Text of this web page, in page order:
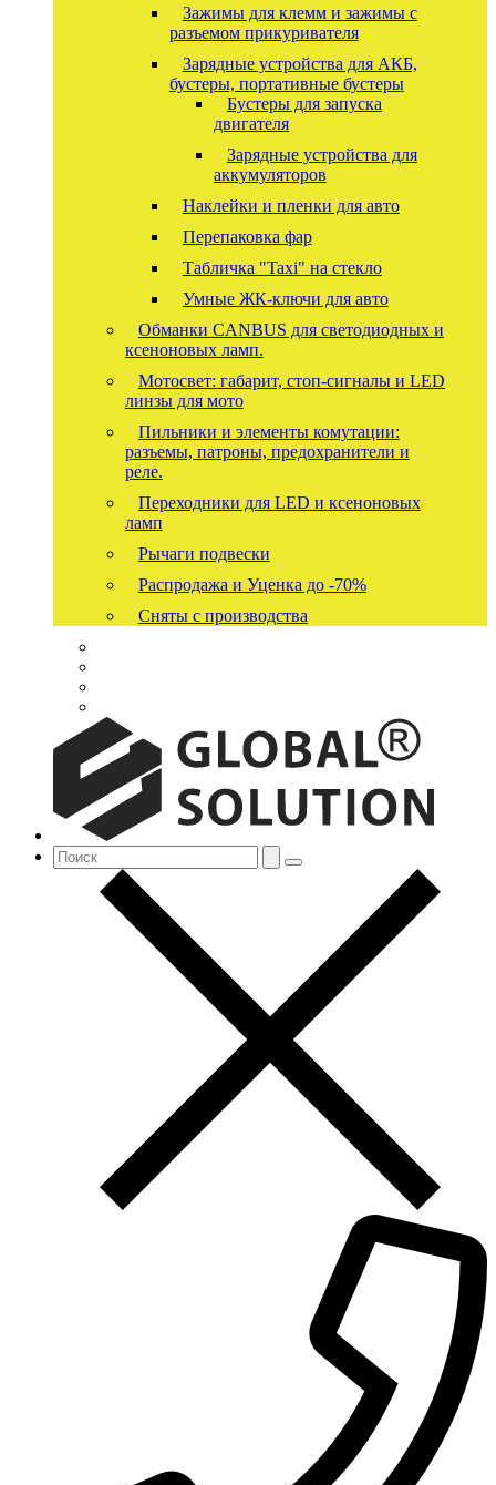
Зажимы для клемм и зажимы с
разъемом прикуривателя
Зарядные устройства для АКБ,
бустеры, портативные бустеры
Бустеры для запуска
двигателя
Зарядные устройства для
аккумуляторов
Наклейки и пленки для авто
Перепаковка фар
Табличка "Taxi" на стекло
Умные ЖК-ключи для авто
Обманки CANBUS для светодиодных и
ксеноновых ламп.
Мотосвет: габарит, стоп-сигналы и LED
линзы для мото
Пильники и элементы комутации:
разъемы, патроны, предохранители и
реле.
Переходники для LED и ксеноновых
ламп
Рычаги подвески
Распродажа и Уценка до -70%
Сняты с производства